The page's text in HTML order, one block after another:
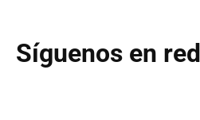
Síguenos en